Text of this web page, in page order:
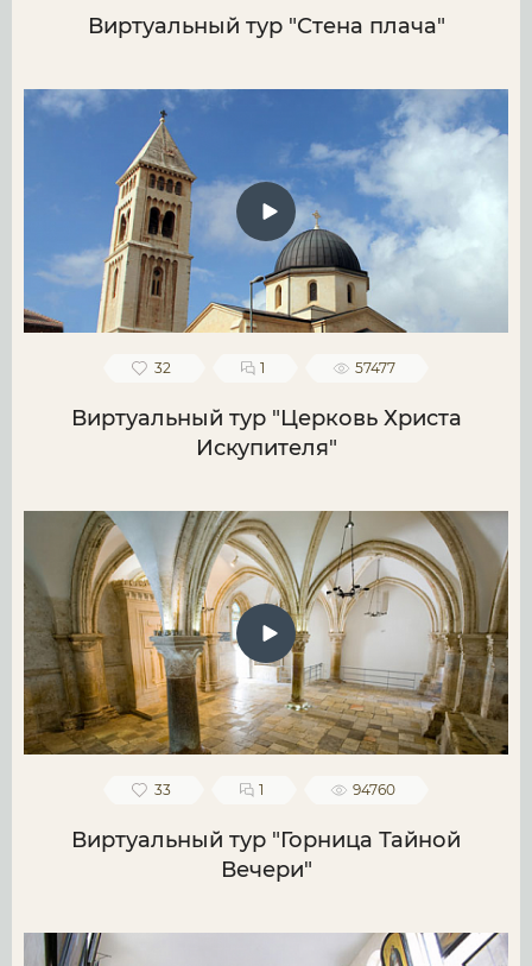
Виртуальный тур "Стена плача"
32 1 57477
Виртуальный тур "Церковь Христа
Искупителя"
33 1 94760
Виртуальный тур "Горница Тайной
Вечери"